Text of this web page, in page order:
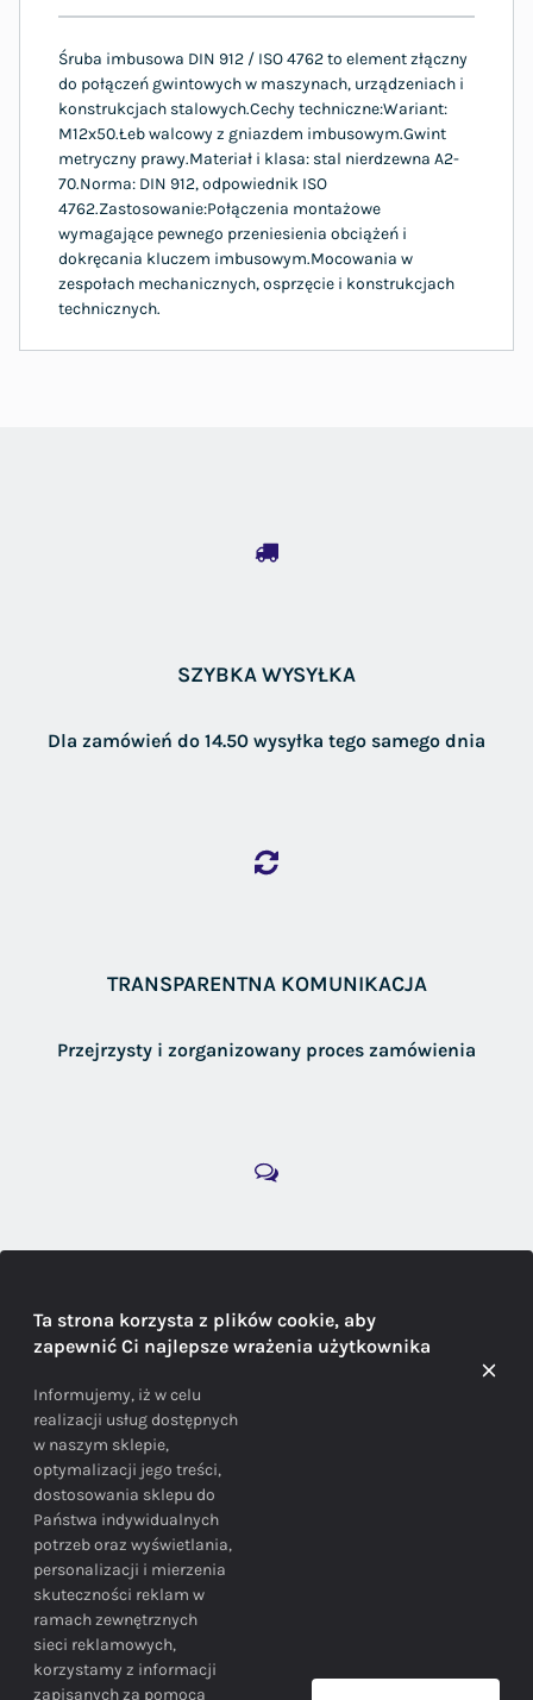
Śruba imbusowa DIN 912 / ISO 4762 to element złączny
do połączeń gwintowych w maszynach, urządzeniach i
konstrukcjach stalowych.Cechy techniczne:Wariant:
M12x50.Łeb walcowy z gniazdem imbusowym.Gwint
metryczny prawy.Materiał i klasa: stal nierdzewna A2-
70.Norma: DIN 912, odpowiednik ISO
4762.Zastosowanie:Połączenia montażowe
wymagające pewnego przeniesienia obciążeń i
dokręcania kluczem imbusowym.Mocowania w
zespołach mechanicznych, osprzęcie i konstrukcjach
technicznych.
SZYBKA WYSYŁKA
Dla zamówień do 14.50 wysyłka tego samego dnia
TRANSPARENTNA KOMUNIKACJA
Przejrzysty i zorganizowany proces zamówienia
Doradzamy na każdym etapie zakupu
BEZPIECZEŃSTWO
Bezpieczne zakupy gwarantowane!
Ta strona korzysta z plików cookie, aby
zapewnić Ci najlepsze wrażenia użytkownika
Informujemy, iż w celu
realizacji usług dostępnych
w naszym sklepie,
optymalizacji jego treści,
dostosowania sklepu do
Państwa indywidualnych
potrzeb oraz wyświetlania,
personalizacji i mierzenia
skuteczności reklam w
ramach zewnętrznych
sieci reklamowych,
korzystamy z informacji
zapisanych za pomocą